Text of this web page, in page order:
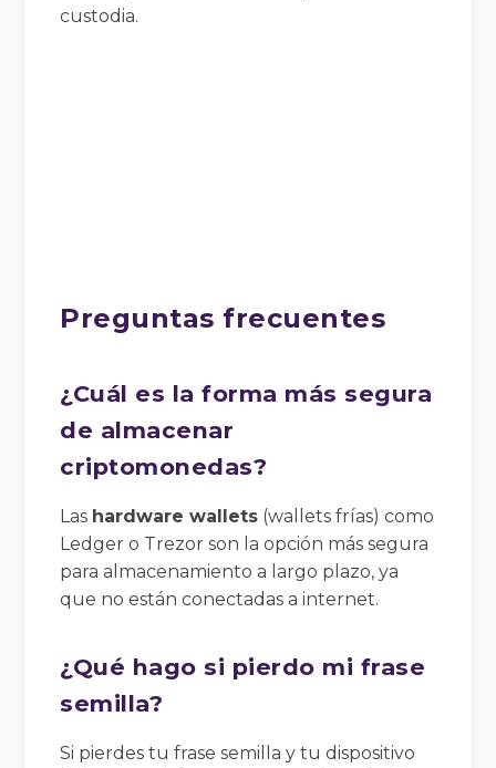
custodia.
Preguntas frecuentes
¿Cuál es la forma más segura
de almacenar
criptomonedas?
Las hardware wallets (wallets frías) como
Ledger o Trezor son la opción más segura
para almacenamiento a largo plazo, ya
que no están conectadas a internet.
¿Qué hago si pierdo mi frase
semilla?
Si pierdes tu frase semilla y tu dispositivo